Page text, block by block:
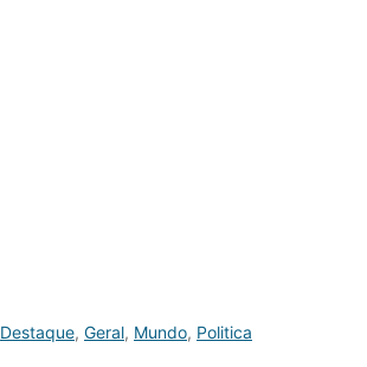
Destaque, Geral, Mundo, Politica